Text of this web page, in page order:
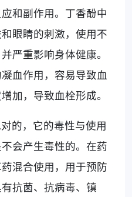
和副作用。丁香酚中
眼睛的刺激，使用不
严重影响身体健康。
血作用，容易导致血
加，导致血栓形成。
的，它的毒性与使用
会产生毒性的。在药
混合使用，用于预防
抗菌、抗病毒、镇